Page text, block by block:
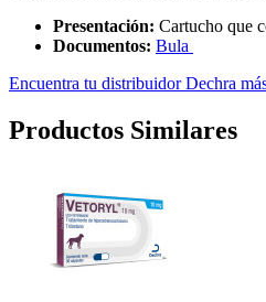
Presentación: Cartucho que
Documentos: Bula
Encuentra tu distribuidor Dechra
Productos Similares